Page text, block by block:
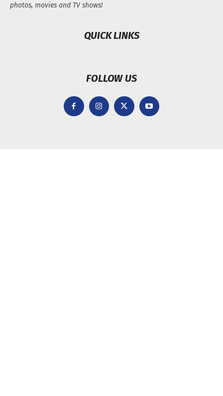
photos, movies and TV shows!
QUICK LINKS
FOLLOW US